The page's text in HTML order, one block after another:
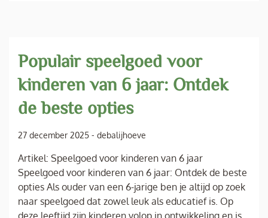
Populair speelgoed voor
kinderen van 6 jaar: Ontdek
de beste opties
27 december 2025 - debalijhoeve
Artikel: Speelgoed voor kinderen van 6 jaar
Speelgoed voor kinderen van 6 jaar: Ontdek de beste
opties Als ouder van een 6-jarige ben je altijd op zoek
naar speelgoed dat zowel leuk als educatief is. Op
deze leeftijd zijn kinderen volop in ontwikkeling en is